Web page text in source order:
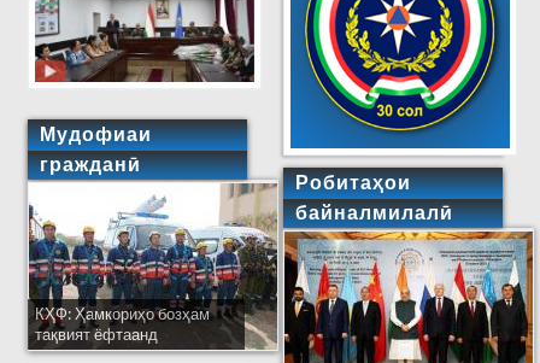
Мудофиаи
гражданӣ
КҲФ: Ҳамкориҳо бозҳам
тақвият ёфтаанд
Робитаҳои
байналмилалӣ